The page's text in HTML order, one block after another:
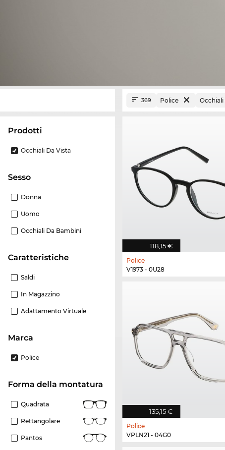
Prodotti
Occhiali Da Vista
Sesso
Donna
Uomo
Occhiali Da Bambini
Caratteristiche
Saldi
In Magazzino
Adattamento Virtuale
Marca
Police
forma della montatura
Quadrata
Rettangolare
Pantos
369 Police Occhiali
118,15 €
Police
V1973 - 0U28
135,15 €
Police
VPLN21 - 04G0